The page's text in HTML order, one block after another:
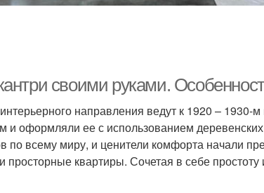
своими руками.
направления ведут к 1920 – 1930-
и оформляли ее с использованием
по всему миру, и ценители комфорта начали
квартиры. Сочетая в себе